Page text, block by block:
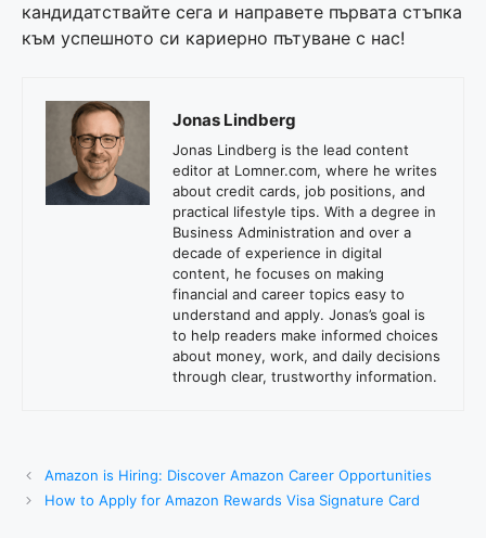
кандидатствайте сега и направете първата стъпка
към успешното си кариерно пътуване с нас!
Jonas Lindberg
Jonas Lindberg is the lead content
editor at Lomner.com, where he writes
about credit cards, job positions, and
practical lifestyle tips. With a degree in
Business Administration and over a
decade of experience in digital
content, he focuses on making
financial and career topics easy to
understand and apply. Jonas’s goal is
to help readers make informed choices
about money, work, and daily decisions
through clear, trustworthy information.
Amazon is Hiring: Discover Amazon Career Opportunities
How to Apply for Amazon Rewards Visa Signature Card